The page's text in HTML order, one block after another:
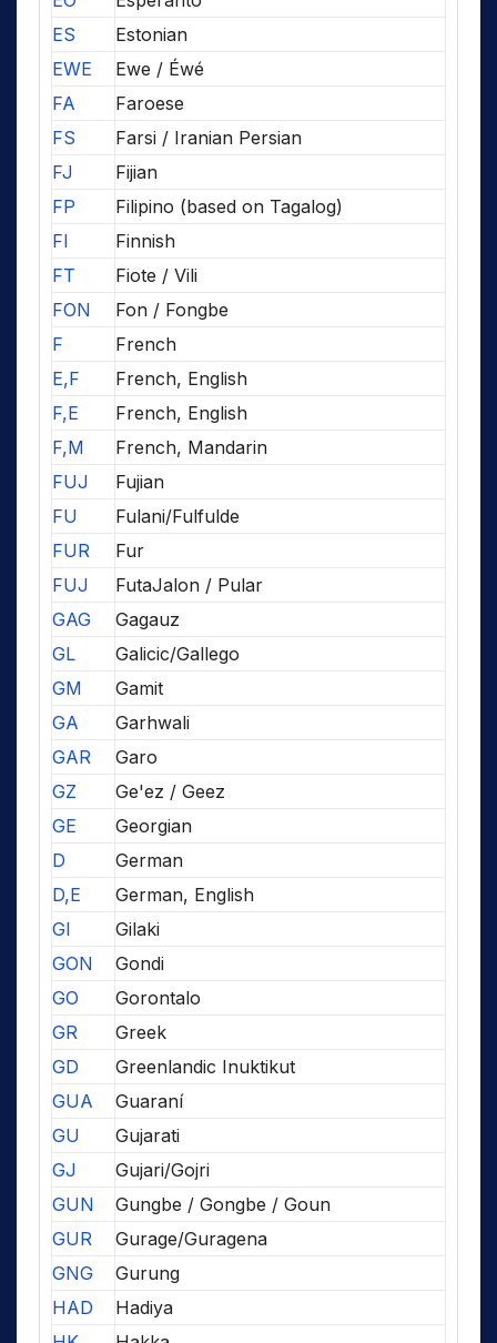
ES
Estonian
EWE
Ewe / Éwé
FA
Faroese
FS
Farsi / Iranian Persian
FJ
Fijian
FP
Filipino (based on Tagalog)
FI
Finnish
FT
Fiote / Vili
FON
Fon / Fongbe
F
French
E,F
French, English
F,E
French, English
F,M
French, Mandarin
FUJ
Fujian
FU
Fulani/Fulfulde
FUR
Fur
FUJ
FutaJalon / Pular
GAG
Gagauz
GL
Galicic/Gallego
GM
Gamit
GA
Garhwali
GAR
Garo
GZ
Ge'ez / Geez
GE
Georgian
D
German
D,E
German, English
GI
Gilaki
GON
Gondi
GO
Gorontalo
GR
Greek
GD
Greenlandic Inuktikut
GUA
Guaraní
GU
Gujarati
GJ
Gujari/Gojri
GUN
Gungbe / Gongbe / Goun
GUR
Gurage/Guragena
GNG
Gurung
HAD
Hadiya